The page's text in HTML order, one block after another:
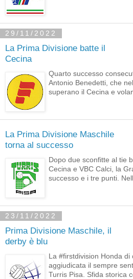
29/11/2022
La Prima Divisione batte il
Cecina
Quarto successo
Antonio Benedetti, che
superano il Cecina e
La Prima Divisione Maschile
torna al successo
Dopo due sconfitte al tie
Cecina e VBC Calci, la
successo e i tre punti.
23/11/2022
Prima Divisione Maschile, il
derby è blu
La #firstdivision Honda di
aggiudicata il sempre
Turris Pisa. Sfida storica